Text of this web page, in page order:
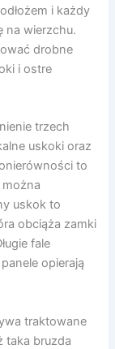
i każdy
na wierzchu.
drobne
i ostre
trzech
uskoki oraz
to
uskok to
obciąża zamki
fale
opierają
traktowane
taka bruzda